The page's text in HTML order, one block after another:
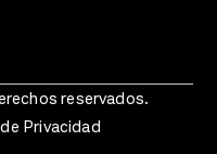
reservados.
Privacidad